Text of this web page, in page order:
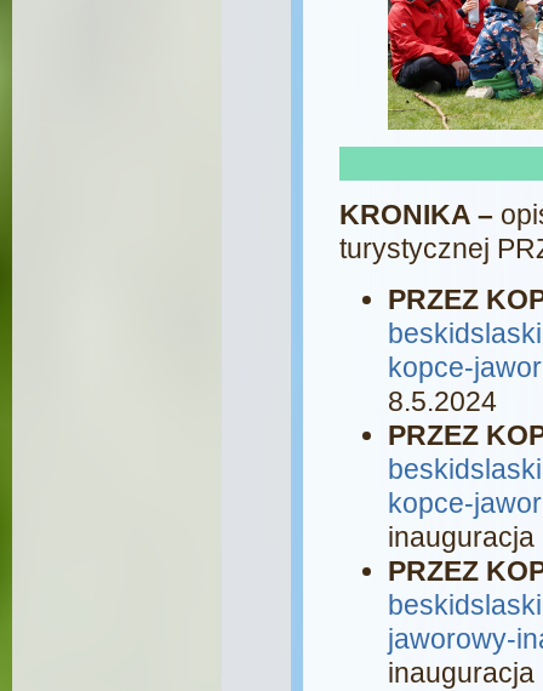
KRONIKA –
turystycznej
PRZEZ
kopce-
8.5.2024
PRZEZ
kopce-
inauguracja
PRZEZ
jaworowy-
inauguracja